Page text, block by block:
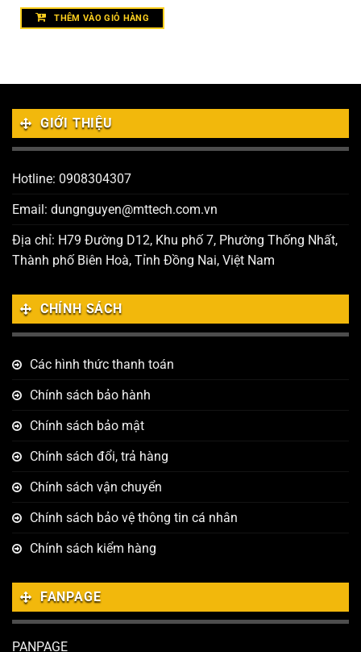
THÊM VÀO GIỎ HÀNG
GIỚI THIỆU
Hotline: 0908304307
Email: dungnguyen@mttech.com.vn
Địa chỉ: H79 Đường D12, Khu phố 7, Phường Thống Nhất,
Thành phố Biên Hoà, Tỉnh Đồng Nai, Việt Nam
CHÍNH SÁCH
Các hình thức thanh toán
Chính sách bảo hành
Chính sách bảo mật
Chính sách đổi, trả hàng
Chính sách vận chuyển
Chính sách bảo vệ thông tin cá nhân
Chính sách kiểm hàng
FANPAGE
PANPAGE